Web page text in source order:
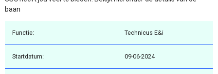
baan
Functie: Technicus E&i
Startdatum: 09-06-2024